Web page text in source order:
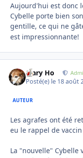
Aujourd'hui est donc
Cybelle porte bien
gentille, ce qui ne
est impressionnante!
Mary Ho
Posté(e) le 18 août
AUTEUR
Les agrafes ont été
eu le rappel de vaccin
La "nouvelle" Cybelle